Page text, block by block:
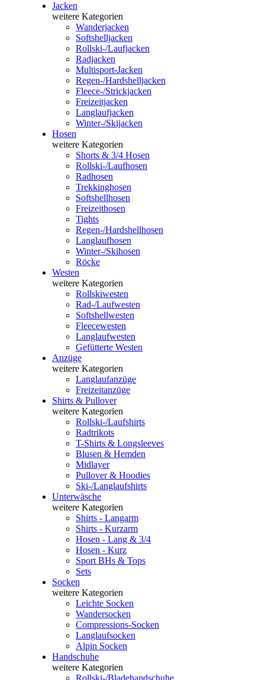
Jacken
weitere Kategorien
Wanderjacken
Softshelljacken
Rollski-/Laufjacken
Radjacken
Multisport-Jacken
Regen-/Hardshelljacken
Fleece-/Strickjacken
Freizeitjacken
Langlaufjacken
Winter-/Skijacken
Hosen
weitere Kategorien
Shorts & 3/4 Hosen
Rollski-/Laufhosen
Radhosen
Trekkinghosen
Softshellhosen
Freizeithosen
Tights
Regen-/Hardshellhosen
Langlaufhosen
Winter-/Skihosen
Röcke
Westen
weitere Kategorien
Rollskiwesten
Rad-/Laufwesten
Softshellwesten
Fleecewesten
Langlaufwesten
Gefütterte Westen
Anzüge
weitere Kategorien
Langlaufanzüge
Freizeitanzüge
Shirts & Pullover
weitere Kategorien
Rollski-/Laufshirts
Radtrikots
T-Shirts & Longsleeves
Blusen & Hemden
Midlayer
Pullover & Hoodies
Ski-/Langlaufshirts
Unterwäsche
weitere Kategorien
Shirts - Langarm
Shirts - Kurzarm
Hosen - Lang & 3/4
Hosen - Kurz
Sport BHs & Tops
Sets
Socken
weitere Kategorien
Leichte Socken
Wandersocken
Compressions-Socken
Langlaufsocken
Alpin Socken
Handschuhe
weitere Kategorien
Rollski-/Bladehandschuhe